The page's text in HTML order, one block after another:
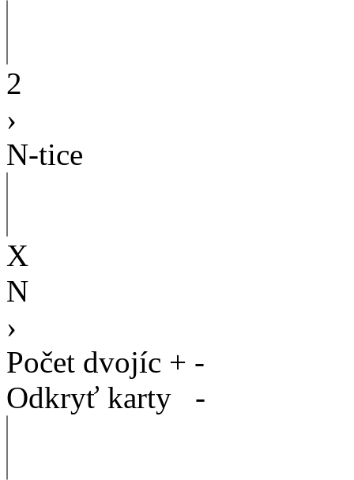
2
›
N-tice
X
N
›
Počet dvojíc + -
Odkryť karty
-